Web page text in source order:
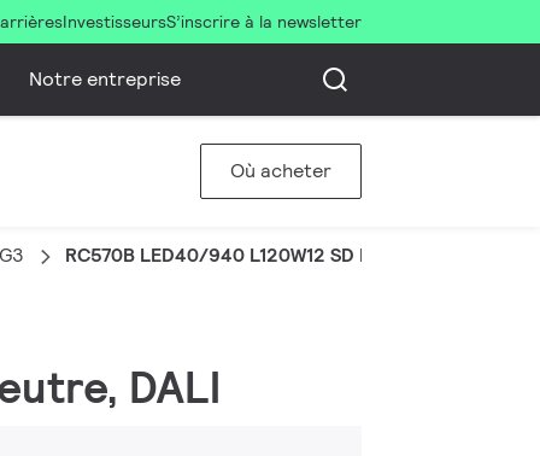
InvestisseursS’inscrire à la newsletter
Notre entreprise
Où acheter
RC570B LED40/940 L120W12 SD PSD
DALI